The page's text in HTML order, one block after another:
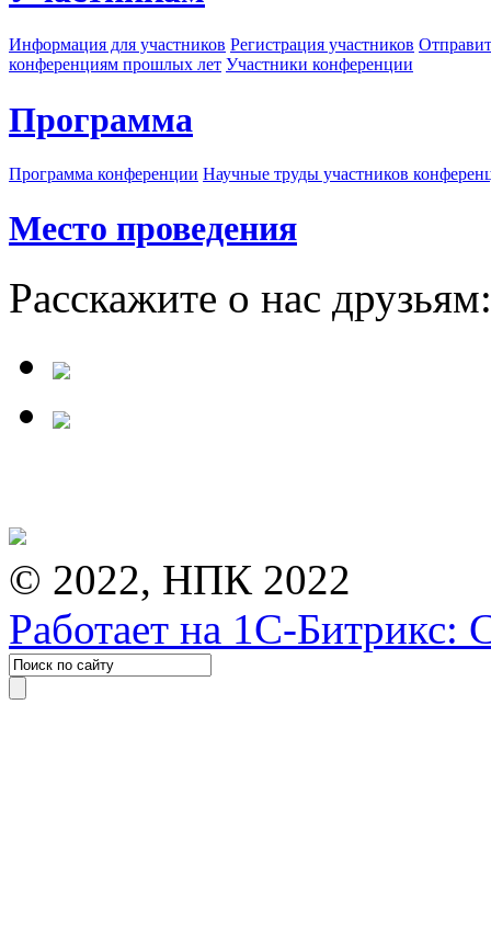
Информация для участников Регистрация участников
конференциям прошлых лет Участники конференции
Программа
Программа конференции Научные труды участников
Место проведения
Расскажите о нас друзьям:
© 2022, НПК 2022
Работает на 1С-Битрикс: